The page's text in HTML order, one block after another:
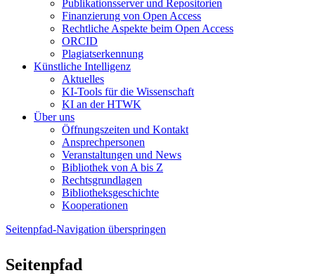
Publikationsserver und Repositorien
Finanzierung von Open Access
Rechtliche Aspekte beim Open Access
ORCID
Plagiatserkennung
Künstliche Intelligenz
Aktuelles
KI-Tools für die Wissenschaft
KI an der HTWK
Über uns
Öffnungszeiten und Kontakt
Ansprechpersonen
Veranstaltungen und News
Bibliothek von A bis Z
Rechtsgrundlagen
Bibliotheksgeschichte
Kooperationen
Seitenpfad-Navigation überspringen
Seitenpfad